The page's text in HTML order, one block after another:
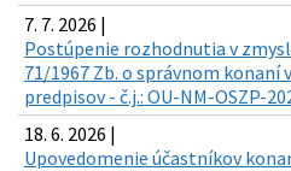
7. 7. 2026 |
Postúpenie rozhodnutia v
71/1967 Zb. o správnom konaní
predpisov - č.j.: OU-NM-OSZP-
18. 6. 2026 |
Upovedomenie účastníkov